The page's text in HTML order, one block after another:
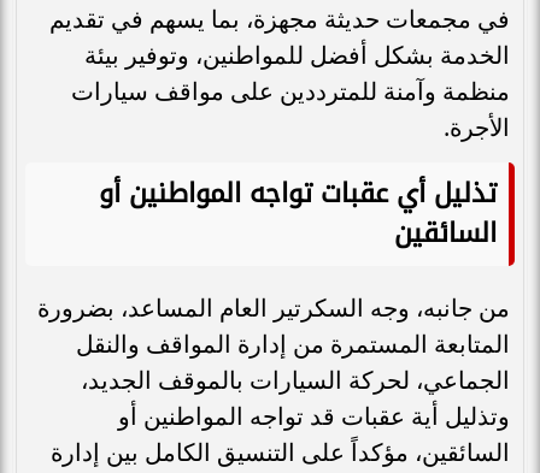
في مجمعات حديثة مجهزة، بما يسهم في تقديم
الخدمة بشكل أفضل للمواطنين، وتوفير بيئة
منظمة وآمنة للمترددين على مواقف سيارات
الأجرة.
تذليل أي عقبات تواجه المواطنين أو
السائقين
​من جانبه، وجه السكرتير العام المساعد، بضرورة
المتابعة المستمرة من إدارة المواقف والنقل
الجماعي، لحركة السيارات بالموقف الجديد،
وتذليل أية عقبات قد تواجه المواطنين أو
السائقين، مؤكداً على التنسيق الكامل بين إدارة